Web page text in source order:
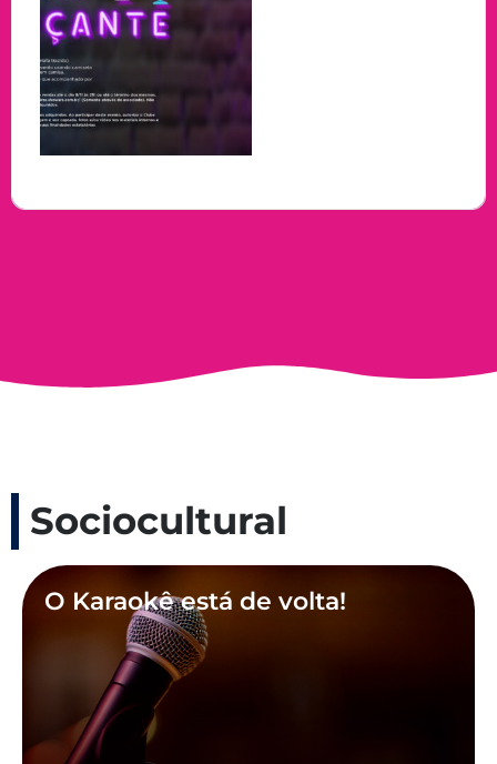
Sociocultural
O Karaokê está de volta!